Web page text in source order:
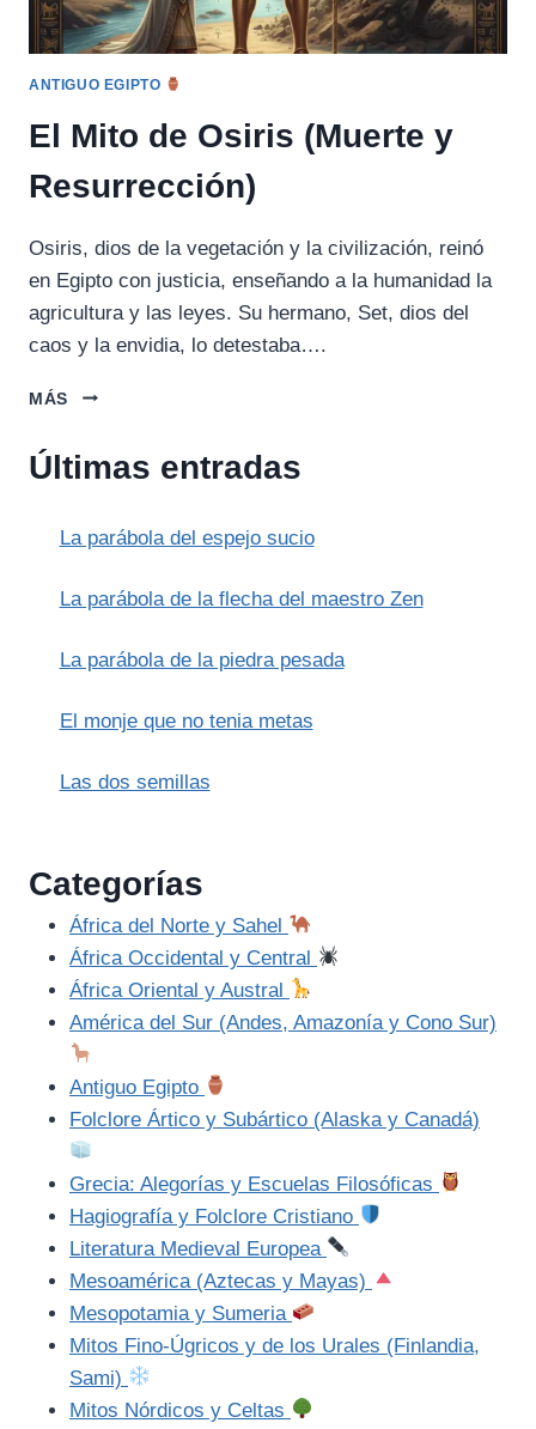
ANTIGUO EGIPTO
El Mito de Osiris (Muerte y
Resurrección)
Osiris, dios de la vegetación y la civilización, reinó
en Egipto con justicia, enseñando a la humanidad la
agricultura y las leyes. Su hermano, Set, dios del
caos y la envidia, lo detestaba….
MÁS
EL
OSIRIS
RESURRECCIÓN)
Últimas entradas
La parábola del espejo sucio
La parábola de la flecha del maestro Zen
La parábola de la piedra pesada
El monje que no tenia metas
Las dos semillas
Categorías
África del Norte y Sahel
África Occidental y Central
África Oriental y Austral
América del Sur (Andes, Amazonía y Cono Sur)
Antiguo Egipto
Folclore Ártico y Subártico (Alaska y Canadá)
Grecia: Alegorías y Escuelas Filosóficas
Hagiografía y Folclore Cristiano
Literatura Medieval Europea
Mesoamérica (Aztecas y Mayas)
Mesopotamia y Sumeria
Mitos Fino-Úgricos y de los Urales (Finlandia,
Sami)
Mitos Nórdicos y Celtas